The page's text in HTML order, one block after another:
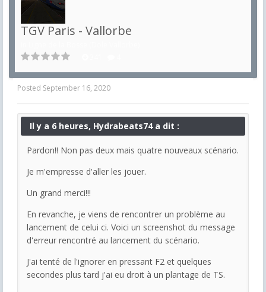
TGV Paris - Vallorbe
Posted September 16, 2020
Il y a 6 heures, Hydrabeats74 a dit :
Pardon!! Non pas deux mais quatre nouveaux scénario.
Je m'empresse d'aller les jouer.
Un grand merci!!!
En revanche, je viens de rencontrer un problème au
lancement de celui ci. Voici un screenshot du message
d'erreur rencontré au lancement du scénario.
J'ai tenté de l'ignorer en pressant F2 et quelques
secondes plus tard j'ai eu droit à un plantage de TS.